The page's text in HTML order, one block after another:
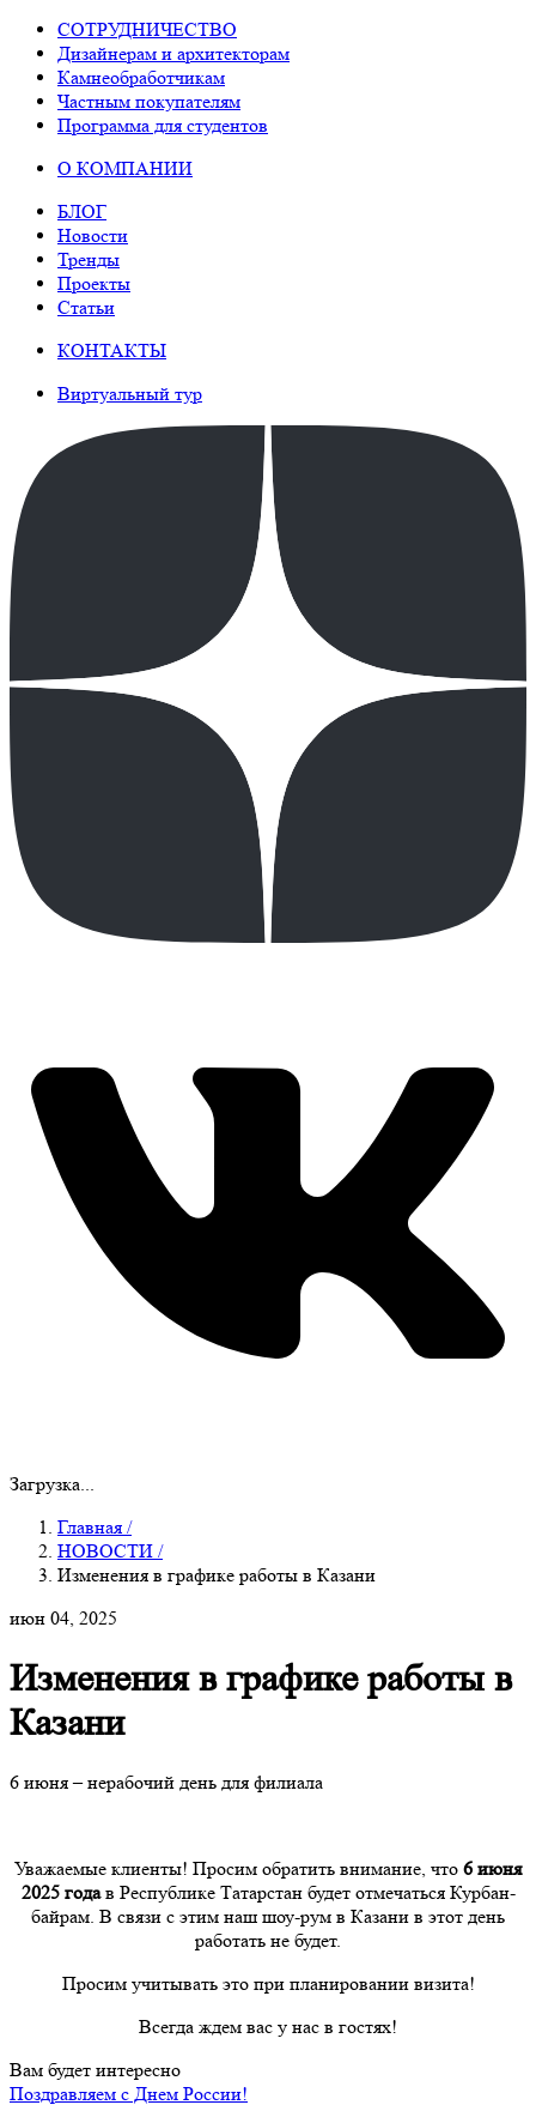
СОТРУДНИЧЕСТВО
Дизайнерам и архитекторам
Камнеобработчикам
Частным покупателям
Программа для студентов
О КОМПАНИИ
БЛОГ
Новости
Тренды
Проекты
Статьи
КОНТАКТЫ
Виртуальный тур
Загрузка...
Главная /
НОВОСТИ /
Изменения в графике работы в Казани
июн 04, 2025
Изменения в графике работы в
Казани
6 июня – нерабочий день для филиала
Уважаемые клиенты! Просим обратить внимание, что 6 июня
2025 годав Республике Татарстан будет отмечаться Курбан-
байрам. В связи с этим наш шоу-рум в Казани в этот день
работать не будет.
Просим учитывать это при планировании визита!
Всегда ждем вас у нас в гостях!
Вам будет интересно
Поздравляем с Днем России!